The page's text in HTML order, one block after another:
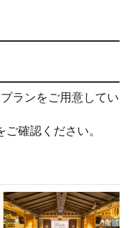
ランをご用意してい
確認ください。